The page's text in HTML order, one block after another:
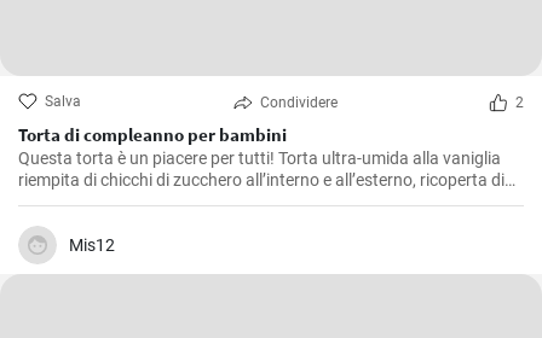
Salva Condividere 2
Torta di compleanno per bambini
Questa torta è un piacere per tutti! Torta ultra-umida alla vaniglia
riempita di chicchi di zucchero all’interno e all’esterno, ricoperta di
crema cremosa al burro di meringa italiana e condita con una
morbida ganache rosa.
Mis12